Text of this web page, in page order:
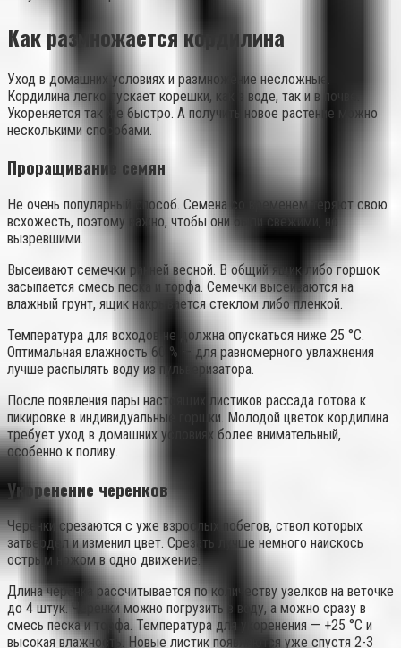
Как размножается кордилина
Уход в домашних условиях и размножение несложные.
Кордилина легко пускает корешки, как в воде, так и в почве.
Укореняется так же быстро. А получить новое растение можно
несколькими способами.
Проращивание семян
Не очень популярный способ. Семена со временем теряют свою
всхожесть, поэтому важно, чтобы они были свежими, но
вызревшими.
Высеивают семечки ранней весной. В общий ящик либо горшок
засыпается смесь песка и торфа. Семечки высеиваются на
влажный грунт, ящик накрывается стеклом либо пленкой.
Температура для всходов не должна опускаться ниже 25 °С.
Оптимальная влажность 60 % — для равномерного увлажнения
лучше распылять воду из пульверизатора.
После появления пары настоящих листиков рассада готова к
пикировке в индивидуальные горшки. Молодой цветок кордилина
требует уход в домашних условиях более внимательный,
особенно к поливу.
Укоренение черенков
Черенки срезаются с уже взрослых побегов, ствол которых
затвердел и изменил цвет. Срезать лучше немного наискось
острым ножом в одно движение.
Длина черенка рассчитывается по количеству узелков на веточке
до 4 штук. Черенки можно погрузить в воду, а можно сразу в
смесь песка и торфа. Температура для укоренения — +25 °С и
высокая влажность. Новые листик появляются уже спустя 2-3